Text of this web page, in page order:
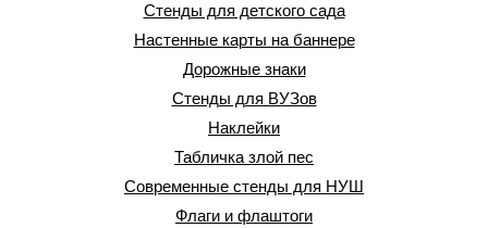
Стенды для детского сада
Настенные карты на баннере
Дорожные знаки
Стенды для ВУЗов
Наклейки
Табличка злой пес
Современные стенды для НУШ
Флаги и флаштоги